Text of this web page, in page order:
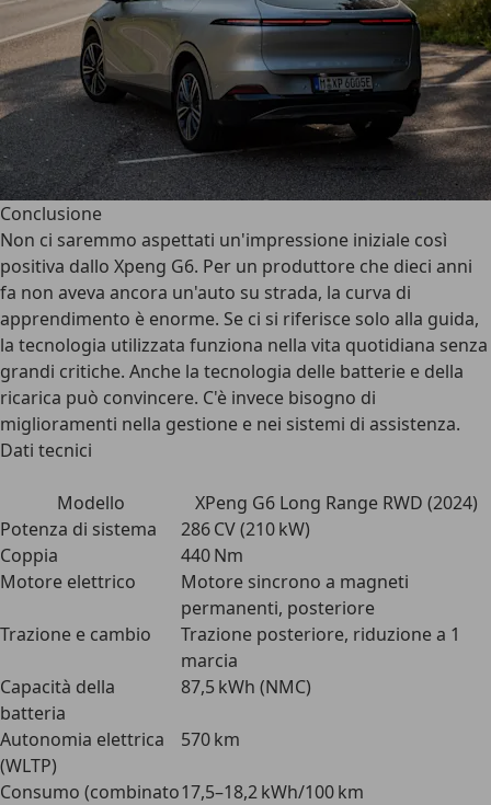
Conclusione
Non ci saremmo aspettati un'impressione iniziale così
positiva dallo Xpeng G6. Per un produttore che dieci anni
fa non aveva ancora un'auto su strada, la curva di
apprendimento è enorme. Se ci si riferisce solo alla guida,
la tecnologia utilizzata funziona nella vita quotidiana senza
grandi critiche. Anche la tecnologia delle batterie e della
ricarica può convincere. C'è invece bisogno di
miglioramenti nella gestione e nei sistemi di assistenza.
Dati tecnici
Modello
XPeng G6 Long Range RWD (2024)
Potenza di sistema
286 CV (210 kW)
Coppia
440 Nm
Motore elettrico
Motore sincrono a magneti
permanenti, posteriore
Trazione e cambio
Trazione posteriore, riduzione a 1
marcia
Capacità della
batteria
87,5 kWh (NMC)
Autonomia elettrica
(WLTP)
570 km
Consumo (combinato17,5–18,2 kWh/100 km